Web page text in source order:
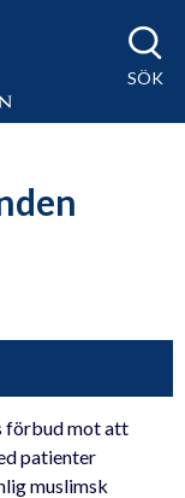
SÖK
förbud mot att
patienter
muslimsk